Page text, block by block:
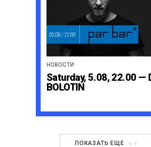
НОВОСТИ
Saturday, 5.08, 22.00 —
BOLOTIN
ПОКАЗАТЬ ЕЩЕ